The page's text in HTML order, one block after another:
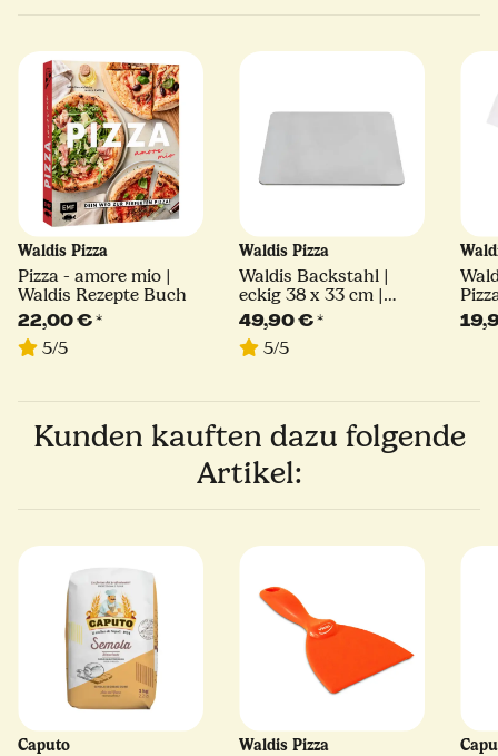
Waldis Pizza
Pizza - amore mio |
Waldis Rezepte Buch
22,00 €*
5/5
Waldis Pizza
Waldis Backstahl |
eckig 38 x 33 cm |
6mm Stärke
49,90 €*
5/5
Kunden kauften dazu folgende
Artikel:
Caputo Waldis Pizza